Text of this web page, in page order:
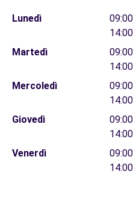
Lunedì
Martedì
Mercoledì
Giovedì
Venerdì